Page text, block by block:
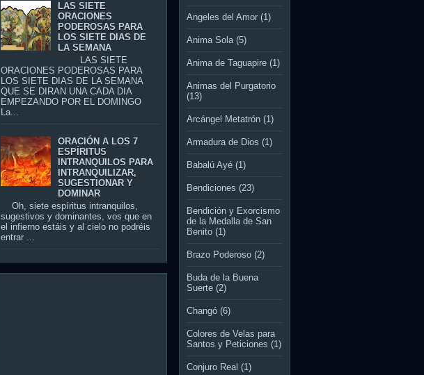
LAS SIETE
ORACIONES
PODEROSAS PARA
LOS SIETE DIAS DE
LA SEMANA
LAS SIETE
ORACIONES PODEROSAS PARA
LOS SIETE DIAS DE LA SEMANA
QUE SE DIRAN UNA CADA DIA
EMPEZANDO POR EL DOMINGO
La...
ORACIÓN A LOS 7
ESPÍRITUS
INTRANQUILOS PARA
INTRANQUILIZAR,
SUGESTIONAR Y
DOMINAR
Oh, siete espíritus intranquilos,
sugestivos y dominantes, vos que en
el infierno estáis y al cielo no podréis
entrar ...
Angeles del Amor (1)
Anima Sola (5)
Anima de Taguapire (1)
Animas del Purgatorio
(13)
Arcángel Metatrón (1)
Armadura de Dios (1)
Babalú Ayé (1)
Bendiciones (23)
Bendición y Exorcismo
de la Medalla de San
Benito (1)
Brazo Poderoso (2)
Buda de la Buena
Suerte (2)
Changó (6)
Colores de Velas para
Santos y Peticiones (1)
Conjuro Real (1)